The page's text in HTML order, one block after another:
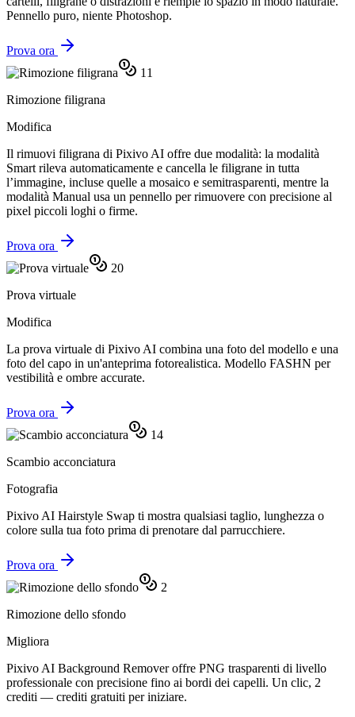
Pennello puro, niente Photoshop.
Prova ora
11
Rimozione filigrana
Modifica
Il rimuovi filigrana di Pixivo AI offre due modalità: la modalità
Smart rileva automaticamente e cancella le filigrane in tutta
l’immagine, incluse quelle a mosaico e semitrasparenti, mentre la
modalità Manual usa un pennello per rimuovere con precisione al
pixel piccoli loghi o firme.
Prova ora
20
Prova virtuale
Modifica
La prova virtuale di Pixivo AI combina una foto del modello e una
foto del capo in un'anteprima fotorealistica. Modello FASHN per
vestibilità e ombre accurate.
Prova ora
14
Scambio acconciatura
Fotografia
Pixivo AI Hairstyle Swap ti mostra qualsiasi taglio, lunghezza o
colore sulla tua foto prima di prenotare dal parrucchiere.
Prova ora
2
Rimozione dello sfondo
Migliora
Pixivo AI Background Remover offre PNG trasparenti di livello
professionale con precisione fino ai bordi dei capelli. Un clic, 2
crediti — crediti gratuiti per iniziare.